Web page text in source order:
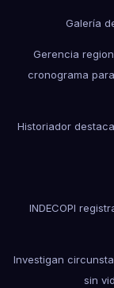
Galería
Gerencia
cronograma
Historiador
INDECOPI
Investigan
sin